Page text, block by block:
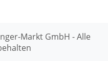
Markt GmbH - Alle